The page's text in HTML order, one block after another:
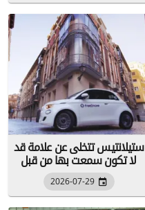
ستيلانتيس تتخلى عن علامة قد
لا تكون سمعت بها من قبل
2026-07-29